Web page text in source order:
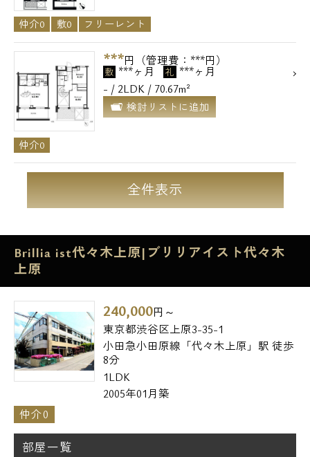
仲介0 敷0 フリーレント
***円（管理費：***円）
敷 ***ヶ月 礼 ***ヶ月
- / 2LDK / 70.67m²
検討リストに追加
仲介0
全件表示
Brillia ist代々木上原|ブリリアイスト代々木
上原
240,000円～
東京都渋谷区上原3-35-1
小田急小田原線「代々木上原」駅 徒歩
8分
1LDK
2005年01月築
仲介0
部屋一覧